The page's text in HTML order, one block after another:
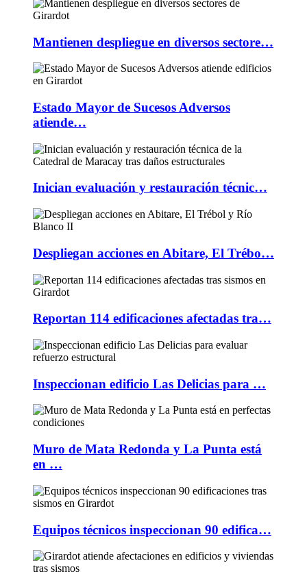
Mantienen despliegue en diversos sectore…
Estado Mayor de Sucesos Adversos
atiende…
Inician evaluación y restauración técnic…
Despliegan acciones en Abitare, El Trébo…
Reportan 114 edificaciones afectadas tra…
Inspeccionan edificio Las Delicias para …
Muro de Mata Redonda y La Punta está
en …
Equipos técnicos inspeccionan 90 edifica…